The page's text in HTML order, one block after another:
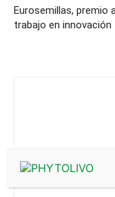
Eurosemillas, premio
trabajo en innovación